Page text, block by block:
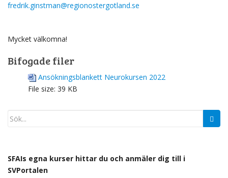
fredrik.ginstman@regionostergotland.se
Mycket välkomna!
Bifogade filer
Ansökningsblankett Neurokursen 2022
File size: 39 KB
SFAIs egna kurser hittar du och anmäler dig till i
SVPortalen